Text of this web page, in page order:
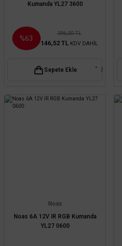
Kumanda YL27 3600
%63
396,00 TL
146,52 TL KDV DAHİL
Sepete Ekle
Noas
Noas 6A 12V IR RGB Kumanda
YL27 0600